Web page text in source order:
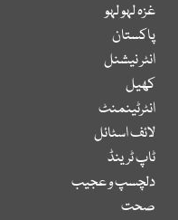
غزہ لہو لہو
پاکستان
انٹر نیشنل
کھیل
انٹرٹینمنٹ
لائف اسٹائل
ٹاپ ٹرینڈ
دلچسپ و عجیب
صحت